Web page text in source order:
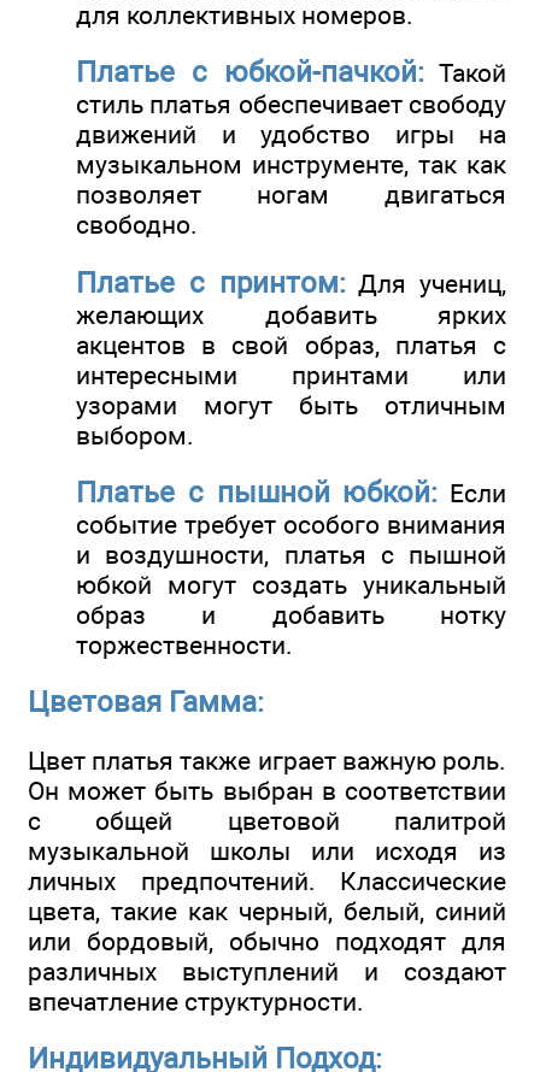
для коллективных номеров.
Платье с юбкой-пачкой: Такой
стиль платья обеспечивает свободу
движений и удобство игры на
музыкальном инструменте, так как
позволяет ногам двигаться
свободно.
Платье с принтом:Для учениц,
желающих добавить ярких
акцентов в свой образ, платья с
интересными принтами или
узорами могут быть отличным
выбором.
Платье с пышной юбкой: Если
событие требует особого внимания
и воздушности, платья с пышной
юбкой могут создать уникальный
образ и добавить нотку
торжественности.
Цветовая Гамма:
Цвет платья также играет важную роль.
Он может быть выбран в соответствии
с общей цветовой палитрой
музыкальной школы или исходя из
личных предпочтений. Классические
цвета, такие как черный, белый, синий
или бордовый, обычно подходят для
различных выступлений и создают
впечатление структурности.
Индивидуальный Подход: